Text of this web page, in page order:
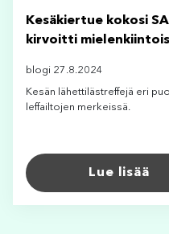
Kesäkiertue kokosi
kirvoitti
blogi 27.8.2024
Kesän lähettilästreffejä eri
leffailtojen merkeissä.
Lue lisää